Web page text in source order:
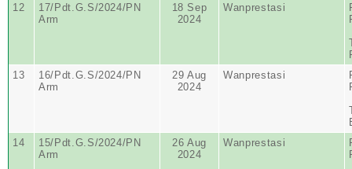
12
17/Pdt.G.S/2024/PN
Arm
18 Sep
2024
Wanprestasi
13
16/Pdt.G.S/2024/PN
Arm
29 Aug
2024
Wanprestasi
14
15/Pdt.G.S/2024/PN
Arm
26 Aug
2024
Wanprestasi